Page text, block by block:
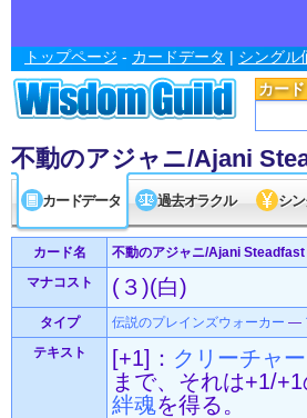
カード
トップページ - カードデータ | シングル
不動のアジャニ/Ajani
カードデータ 過去オラクル シ
カード名 不動のアジャニ/Ajani Steadfast
マナコスト
(３)(白)
タイプ 伝説のプレインズウォーカー —
テキスト
[+1]： クリーチャー
まで、それは+1/
絆魂を得る。